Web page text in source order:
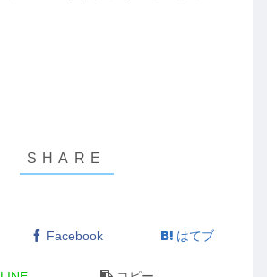
Facebook はてブ